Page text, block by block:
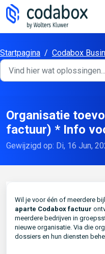
Doorgaan naar hoofdinhoud
Startpagina / Codabox
Organisatie
factuur) * Info
Gewijzigd op: Di, 16 Jun,
Wil je voor één of meerdere
aparte Codabox factuur
meerdere bedrijven in
nieuwe organisatie. Via die
dossiers en hun diensten